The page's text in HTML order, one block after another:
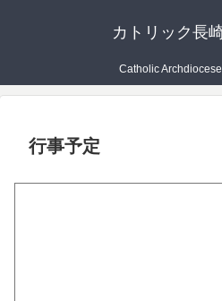
カトリック長
Catholic
行事予定